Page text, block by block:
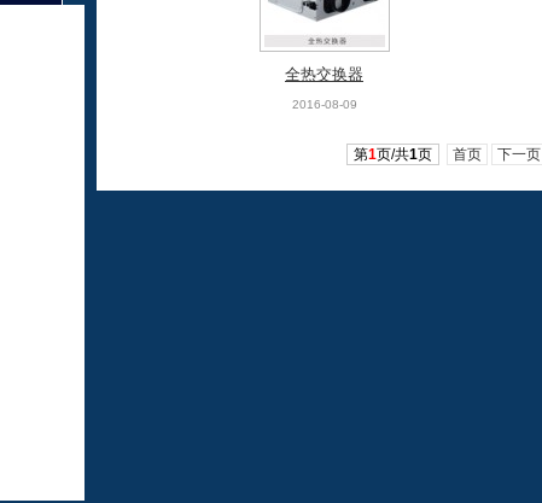
全热交换器
2016-08-09
第1页/共1页 首页 下一页